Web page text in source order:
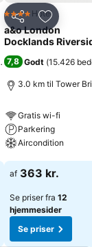
)
Del Føj til
4 StjernerHotel
a&o London
Docklands
7,8 Godt (15.426
3.0 km til Tower
Gratis wi-fi
Parkering
Aircondition
Se priser
af 363 kr.
Se priser fra 12
hjemmesider
Se priser